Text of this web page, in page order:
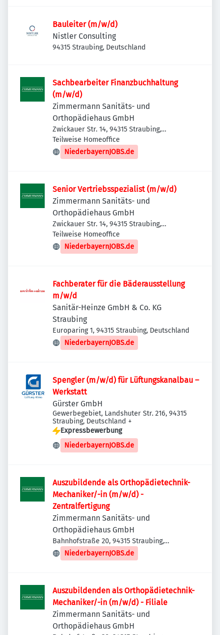
Bauleiter (m/w/d)
Nistler Consulting
94315 Straubing, Deutschland
Sachbearbeiter Finanzbuchhaltung
(m/w/d)
Zimmermann Sanitäts- und
Orthopädiehaus GmbH
Zwickauer Str. 14, 94315 Straubing,
Deutschland
Teilweise Homeoffice
NiederbayernJOBS.de
Senior Vertriebsspezialist (m/w/d)
Zimmermann Sanitäts- und
Orthopädiehaus GmbH
Zwickauer Str. 14, 94315 Straubing,
Deutschland
Teilweise Homeoffice
NiederbayernJOBS.de
Fachberater für die Bäderausstellung
m/w/d
Sanitär-Heinze GmbH & Co. KG
Straubing
Europaring 1, 94315 Straubing, Deutschland
NiederbayernJOBS.de
Spengler (m/w/d) für Lüftungskanalbau –
Werkstatt
Gürster GmbH
Gewerbegebiet, Landshuter Str. 216, 94315
Straubing, Deutschland +
Expressbewerbung
NiederbayernJOBS.de
Auszubildende als Orthopädietechnik-
Mechaniker/-in (m/w/d) -
Zentralfertigung
Zimmermann Sanitäts- und
Orthopädiehaus GmbH
Bahnhofstraße 20, 94315 Straubing,
Deutschland
NiederbayernJOBS.de
Auszubildenden als Orthopädietechnik-
Mechaniker/-in (m/w/d) - Filiale
Zimmermann Sanitäts- und
Orthopädiehaus GmbH